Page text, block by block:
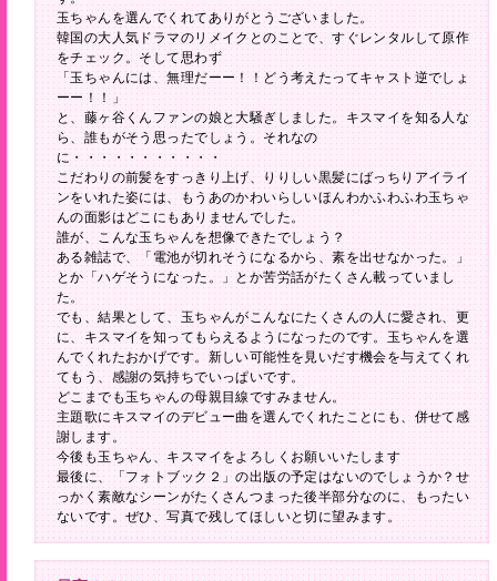
玉ちゃんを選んでくれてありがとうございました。
韓国の大人気ドラマのリメイクとのことで、すぐレンタルして原作
をチェック。そして思わず
「玉ちゃんには、無理だーー！！どう考えたってキャスト逆でしょ
ーー！！」
と、藤ヶ谷くんファンの娘と大騒ぎしました。キスマイを知る人な
ら、誰もがそう思ったでしょう。それなの
に・・・・・・・・・・・
こだわりの前髪をすっきり上げ、りりしい黒髪にばっちりアイライ
ンをいれた姿には、もうあのかわいらしいほんわかふわふわ玉ちゃ
んの面影はどこにもありませんでした。
誰が、こんな玉ちゃんを想像できたでしょう？
ある雑誌で、「電池が切れそうになるから、素を出せなかった。」
とか「ハゲそうになった。」とか苦労話がたくさん載っていまし
た。
でも、結果として、玉ちゃんがこんなにたくさんの人に愛され、更
に、キスマイを知ってもらえるようになったのです。玉ちゃんを選
んでくれたおかげです。新しい可能性を見いだす機会を与えてくれ
てもう、感謝の気持ちでいっぱいです。
どこまでも玉ちゃんの母親目線ですみません。
主題歌にキスマイのデビュー曲を選んでくれたことにも、併せて感
謝します。
今後も玉ちゃん、キスマイをよろしくお願いいたします
最後に、「フォトブック２」の出版の予定はないのでしょうか？せ
っかく素敵なシーンがたくさんつまった後半部分なのに、もったい
ないです。ぜひ、写真で残してほしいと切に望みます。